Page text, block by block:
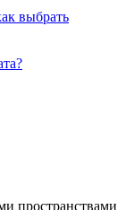
выбрать
пространствами